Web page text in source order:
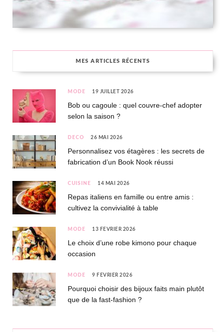
MES ARTICLES RÉCENTS
MODE 19 JUILLET 2026
Bob ou cagoule : quel couvre-chef adopter
selon la saison ?
DÉCO 26 MAI 2026
Personnalisez vos étagères : les secrets de
fabrication d’un Book Nook réussi
CUISINE 14 MAI 2026
Repas italiens en famille ou entre amis :
cultivez la convivialité à table
MODE 13 FÉVRIER 2026
Le choix d’une robe kimono pour chaque
occasion
MODE 9 FÉVRIER 2026
Pourquoi choisir des bijoux faits main plutôt
que de la fast-fashion ?